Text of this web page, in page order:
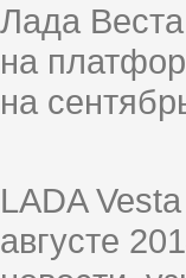
Лада
на
на
LADA
августе